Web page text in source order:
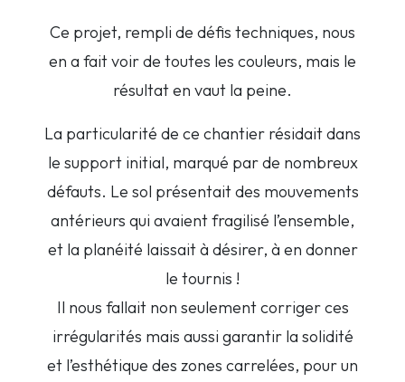
Ce projet, rempli de défis techniques, nous
en a fait voir de toutes les couleurs, mais le
résultat en vaut la peine.
La particularité de ce chantier résidait dans
le support initial, marqué par de nombreux
défauts. Le sol présentait des mouvements
antérieurs qui avaient fragilisé l’ensemble,
et la planéité laissait à désirer, à en donner
le tournis !
Il nous fallait non seulement corriger ces
irrégularités mais aussi garantir la solidité
et l’esthétique des zones carrelées, pour un